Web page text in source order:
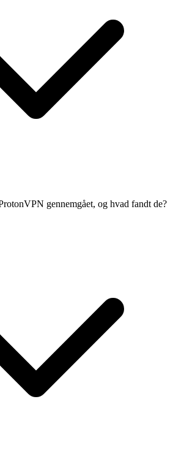
gennemgået, og hvad fandt de?